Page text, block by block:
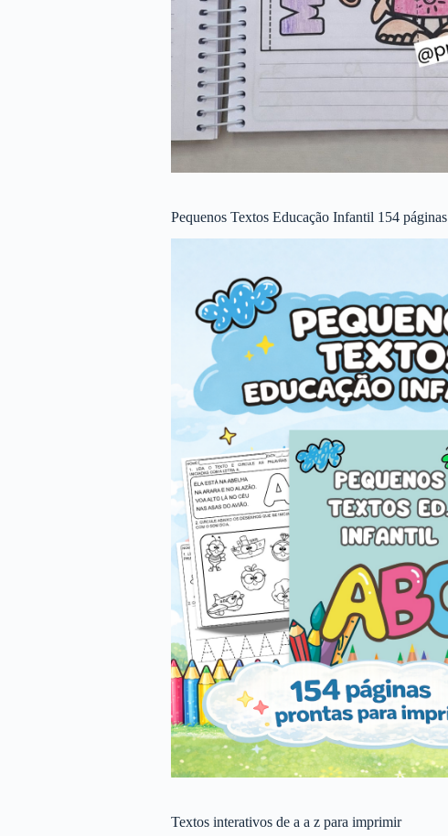
Pequenos Textos Educação Infantil 154 páginas
Textos interativos de a a z para imprimir